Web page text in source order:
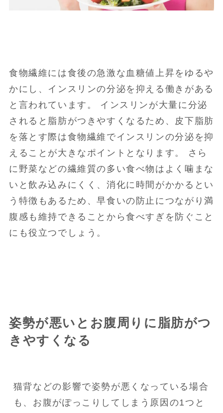
食物繊維には食後の急激な血糖値上昇をゆるや
かにし、インスリンの分泌を抑える働きがある
と言われています。 インスリンが大量に分泌
されると脂肪がつきやすくなるため、皮下脂肪
を落とす際は食物繊維でインスリンの分泌を抑
えることが大きなポイントとなります。 さら
に野菜などの繊維質の多い食べ物はよく噛まな
いと飲み込みにくく、消化に時間がかかるとい
う特徴もあるため、早食いの防止につながり満
腹感も維持できることから食べすぎを防ぐこと
にも役立つでしょう。
姿勢が悪いとお腹周りに脂肪がつ
きやすくなる
猫背などの影響で姿勢が悪くなっている場合
も、お腹がぽっこりしてしまう原因の1つと